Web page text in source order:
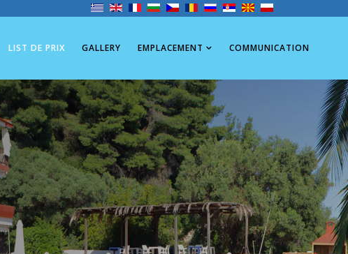
LIST DE PRIX GALLERY EMPLACEMENT COMMUNICATION